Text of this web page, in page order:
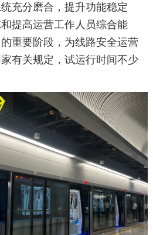
充分磨合，提升功能稳定
提高运营工作人员综合能
重要阶段，为线路安全运营
有关规定，试运行时间不少